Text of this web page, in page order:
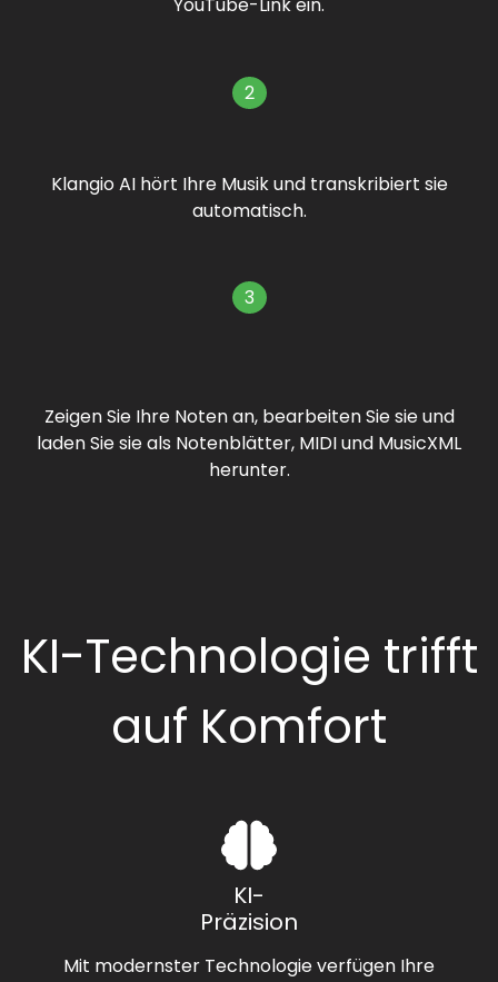
YouTube-Link ein.
2
Klangio AI hört Ihre Musik und transkribiert sie
automatisch.
3
Zeigen Sie Ihre Noten an, bearbeiten Sie sie und
laden Sie sie als Notenblätter, MIDI und MusicXML
herunter.
KI-Technologie trifft
auf Komfort
KI-
Präzision
Mit modernster Technologie verfügen Ihre